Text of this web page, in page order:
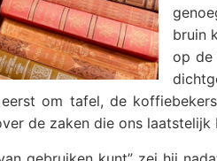
bruin
op de
om tafel, de
de zaken die ons laatstelijk